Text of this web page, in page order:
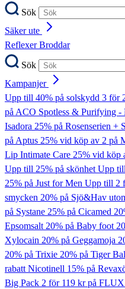
Sök
Säker ute
ReflexerBroddar
Sök
Kampanjer
Upp till 40% på solskydd 3 för
på ACO Spotless & Purifying -
Isadora 25% på Rosenserien +
på Aptus 25% vid köp av 2 på
Lip Intimate Care 25% vid köp
Upp till 25% på skönhetUpp
25% på Just for Men Upp till 2
smycken 20% på Sjö&Hav
på Systane 25% på Cicamed
Epsomsalt20% på Baby foot
Xylocain 20% på Geggamoja
20% på Trixie 20% på Tiger
rabatt Nicotinell 15% på
Big Pack 2 för 119 kr på